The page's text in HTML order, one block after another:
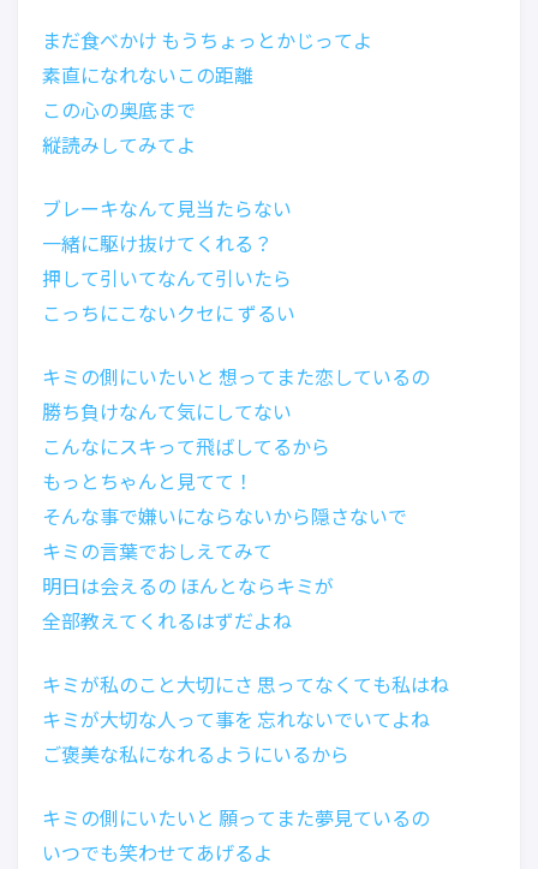
まだ食べかけ もうちょっとかじってよ
素直になれないこの距離
この心の奥底まで
縦読みしてみてよ
ブレーキなんて見当たらない
一緒に駆け抜けてくれる？
押して引いてなんて引いたら
こっちにこないクセに ずるい
キミの側にいたいと 想ってまた恋しているの
勝ち負けなんて気にしてない
こんなにスキって飛ばしてるから
もっとちゃんと見てて！
そんな事で嫌いにならないから隠さないで
キミの言葉でおしえてみて
明日は会えるの ほんとならキミが
全部教えてくれるはずだよね
キミが私のこと大切にさ 思ってなくても私はね
キミが大切な人って事を 忘れないでいてよね
ご褒美な私になれるようにいるから
キミの側にいたいと 願ってまた夢見ているの
いつでも笑わせてあげるよ